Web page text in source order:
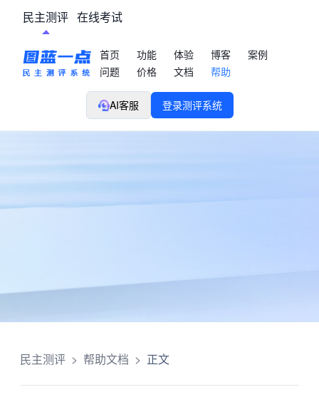
民主测评 在线考试
首页 功能 体验 博客
案例
问题
价格 文档 帮助
AI客服 登录测评系统
民主测评 > 帮助文档 > 正文